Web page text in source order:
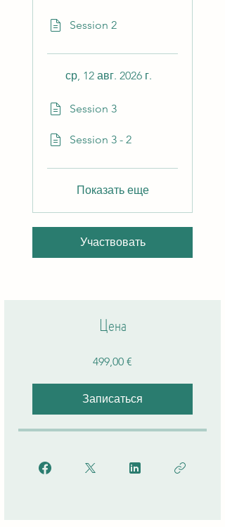
Session 2
ср, 12 авг. 2026 г.
Session 3
Session 3 - 2
Показать еще
Участвовать
Цена
499,00 €
Записаться